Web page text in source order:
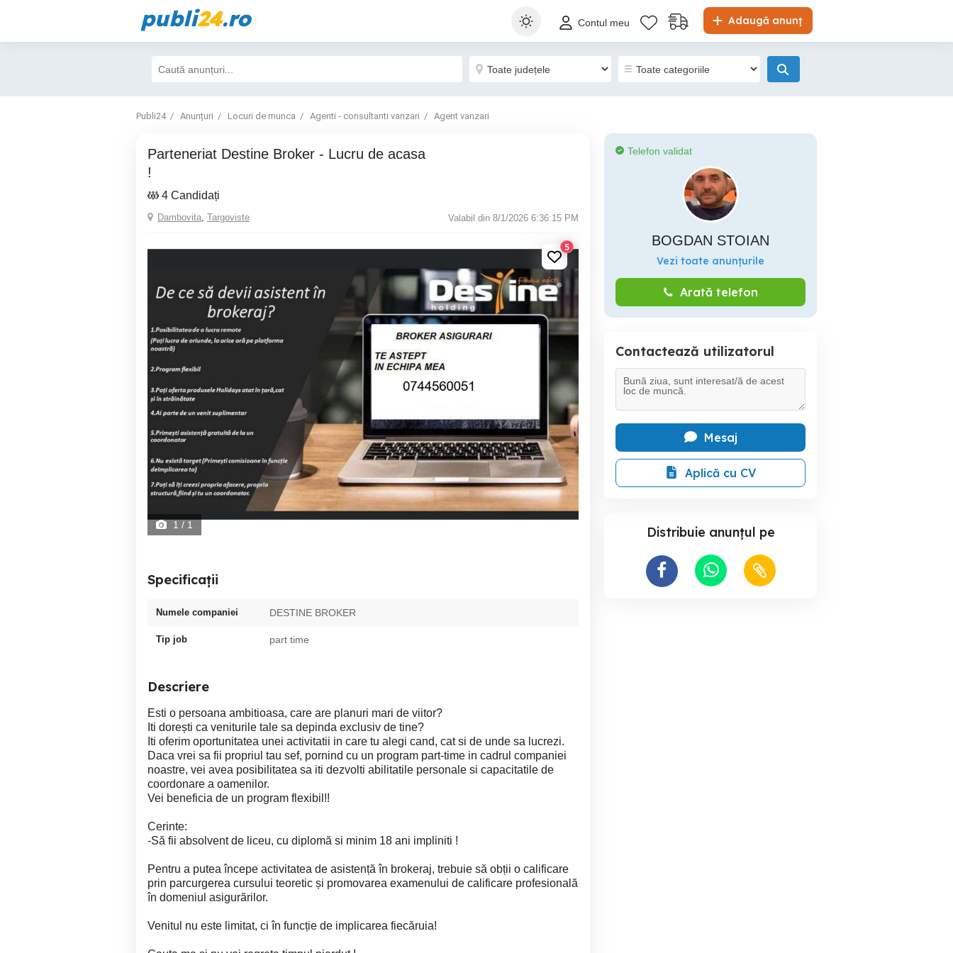
publi24.ro Adaugă anunț
Contul meu
Publi24 Anunțuri Locuri de munca Agenti - consultanti vanzari Agent vanzari
Parteneriat Destine Broker - Lucru de acasa
!
4 Candidați
Dambovita, Targoviste Valabil din 8/1/2026 6:36:15 PM
5
1 / 1
Specificații
Numele companiei DESTINE BROKER
Tip job part time
Descriere
Esti o persoana ambitioasa, care are planuri mari de viitor?
Iti dorești ca veniturile tale sa depinda exclusiv de tine?
Iti oferim oportunitatea unei activitatii in care tu alegi cand, cat si de unde sa lucrezi.
Daca vrei sa fii propriul tau sef, pornind cu un program part-time in cadrul companiei
noastre, vei avea posibilitatea sa iti dezvolti abilitatile personale si capacitatile de
coordonare a oamenilor.
Vei beneficia de un program flexibil!!
Cerinte:
-Să fii absolvent de liceu, cu diplomă si minim 18 ani impliniti !
Pentru a putea începe activitatea de asistență în brokeraj, trebuie să obții o calificare
prin parcurgerea cursului teoretic și promovarea examenului de calificare profesională
în domeniul asigurărilor.
Venitul nu este limitat, ci în funcție de implicarea fiecăruia!
Telefon validat
BOGDAN STOIAN
Vezi toate anunțurile
Arată telefon
Contactează utilizatorul
Mesaj
Aplică cu CV
Distribuie anunțul pe